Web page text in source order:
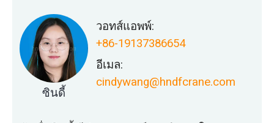
ซินดี้
วอทส์แอพพ์:
+86-19137386654
อีเมล:
cindywang@hndfcrane.com